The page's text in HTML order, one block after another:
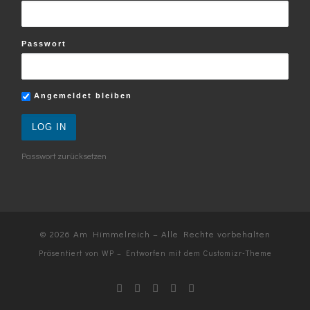
Passwort
Angemeldet bleiben
Passwort zurücksetzen
© 2026 Am Himmelreich – Alle Rechte vorbehalten
Präsentiert von WP – Entworfen mit dem Customizr-Theme